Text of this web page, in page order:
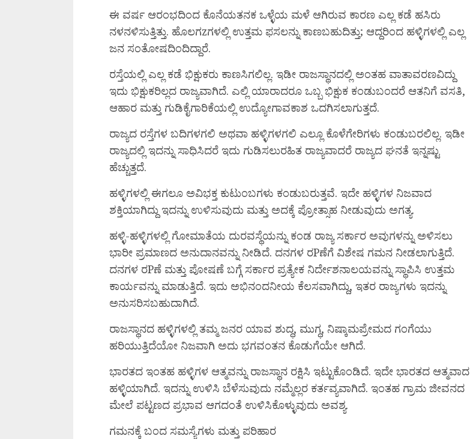
ಈ ವರ್ಷ ಆರಂಭದಿಂದ ಕೊನೆಯತನಕ ಒಳ್ಳೆಯ ಮಳೆ ಆಗಿರುವ ಕಾರಣ ಎಲ್ಲ ಕಡೆ ಹಸಿರು
ನಳನಳಿಸುತ್ತಿತ್ತು. ಹೊಲಗzಗಳಲ್ಲಿ ಉತ್ತಮ ಫಸಲನ್ನು ಕಾಣಬಹುದಿತ್ತು; ಆದ್ದರಿಂದ ಹಳ್ಳಿಗಳಲ್ಲಿ ಎಲ್ಲ
ಜನ ಸಂತೋಷದಿಂದಿದ್ದಾರೆ.
ರಸ್ತೆಯಲ್ಲಿ ಎಲ್ಲ ಕಡೆ ಭಿಕ್ಷುಕರು ಕಾಣಸಿಗಲಿಲ್ಲ. ಇಡೀ ರಾಜಸ್ಥಾನದಲ್ಲಿ ಅಂತಹ ವಾತಾವರಣವಿದ್ದು
ಇದು ಭಿಕ್ಷುಕರಿಲ್ಲದ ರಾಜ್ಯವಾಗಿದೆ. ಎಲ್ಲಿ ಯಾರಾದರೂ ಒಬ್ಬ ಭಿಕ್ಷುಕ ಕಂಡುಬಂದರೆ ಆತನಿಗೆ ವಸತಿ,
ಆಹಾರ ಮತ್ತು ಗುಡಿಕೈಗಾರಿಕೆಯಲ್ಲಿ ಉದ್ಯೋಗಾವಕಾಶ ಒದಗಿಸಲಾಗುತ್ತದೆ.
ರಾಜ್ಯದ ರಸ್ತೆಗಳ ಬದಿಗಳಗಲಿ ಅಥವಾ ಹಳ್ಳಿಗಳಗಲಿ ಎಲ್ಲೂ ಕೊಳೆಗೇರಿಗಳು ಕಂಡುಬರಲಿಲ್ಲ. ಇಡೀ
ರಾಜ್ಯದಲ್ಲಿ ಇದನ್ನು ಸಾಧಿಸಿದರೆ ಇದು ಗುಡಿಸಲುರಹಿತ ರಾಜ್ಯವಾದರೆ ರಾಜ್ಯದ ಘನತೆ ಇನ್ನಷ್ಟು
ಹೆಚ್ಚುತ್ತದೆ.
ಹಳ್ಳಿಗಳಲ್ಲಿ ಈಗಲೂ ಅವಿಭಕ್ತ ಕುಟುಂಬಗಳು ಕಂಡುಬರುತ್ತವೆ. ಇದೇ ಹಳ್ಳಿಗಳ ನಿಜವಾದ
ಶಕ್ತಿಯಾಗಿದ್ದು ಇದನ್ನು ಉಳಿಸುವುದು ಮತ್ತು ಅದಕ್ಕೆ ಪ್ರೋತ್ಸಾಹ ನೀಡುವುದು ಅಗತ್ಯ.
ಹಳ್ಳಿ-ಹಳ್ಳಿಗಳಲ್ಲಿ ಗೋಮಾತೆಯ ದುರವಸ್ಥೆಯನ್ನು ಕಂಡ ರಾಜ್ಯ ಸರ್ಕಾರ ಅವುಗಳನ್ನು ಅಳಿಸಲು
ಭಾರೀ ಪ್ರಮಾಣದ ಅನುದಾನವನ್ನು ನೀಡಿದೆ. ದನಗಳ ರPಣೆಗೆ ವಿಶೇಷ ಗಮನ ನೀಡಲಾಗುತ್ತಿದೆ.
ದನಗಳ ರPಣೆ ಮತ್ತು ಪೋಷಣೆ ಬಗ್ಗೆ ಸರ್ಕಾರ ಪ್ರತ್ಯೇಕ ನಿರ್ದೇಶನಾಲಯವನ್ನು ಸ್ಥಾಪಿಸಿ ಉತ್ತಮ
ಕಾರ್ಯವನ್ನು ಮಾಡುತ್ತಿದೆ. ಇದು ಅಭಿನಂದನೀಯ ಕೆಲಸವಾಗಿದ್ದು, ಇತರ ರಾಜ್ಯಗಳು ಇದನ್ನು
ಅನುಸರಿಸಬಹುದಾಗಿದೆ.
ರಾಜಸ್ಥಾನದ ಹಳ್ಳಿಗಳಲ್ಲಿ ತಮ್ಮ ಜನರ ಯಾವ ಶುದ್ಧ, ಮುಗ್ಧ, ನಿಷ್ಕಾಮಪ್ರೇಮದ ಗಂಗೆಯು
ಹರಿಯುತ್ತಿದೆಯೋ ನಿಜವಾಗಿ ಅದು ಭಗವಂತನ ಕೊಡುಗೆಯೇ ಆಗಿದೆ.
ಭಾರತದ ಇಂತಹ ಹಳ್ಳಿಗಳ ಆತ್ಮವನ್ನು ರಾಜಸ್ಥಾನ ರಕ್ಷಿಸಿ ಇಟ್ಟುಕೊಂಡಿದೆ. ಇದೇ ಭಾರತದ ಆತ್ಮವಾದ
ಹಳ್ಳಿಯಾಗಿದೆ. ಇದನ್ನು ಉಳಿಸಿ ಬೆಳೆಸುವುದು ನಮ್ಮೆಲ್ಲರ ಕರ್ತವ್ಯವಾಗಿದೆ. ಇಂತಹ ಗ್ರಾಮ ಜೀವನದ
ಮೇಲೆ ಪಟ್ಟಣದ ಪ್ರಭಾವ ಆಗದಂತೆ ಉಳಿಸಿಕೊಳ್ಳುವುದು ಅವಶ್ಯ.
ಗಮನಕ್ಕೆ ಬಂದ ಸಮಸ್ಯೆಗಳು ಮತ್ತು ಪರಿಹಾರ